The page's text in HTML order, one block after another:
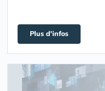
Plus d'infos